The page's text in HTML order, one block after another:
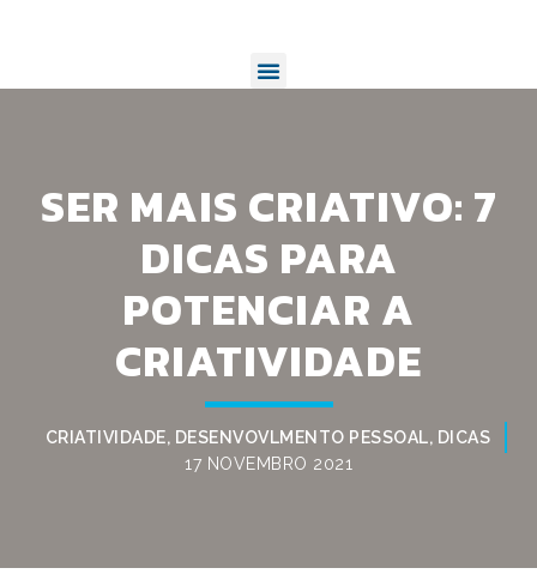
SER MAIS CRIATIVO: 7
DICAS PARA
POTENCIAR A
CRIATIVIDADE
CRIATIVIDADE, DESENVOVLMENTO PESSOAL, DICAS
17 NOVEMBRO 2021